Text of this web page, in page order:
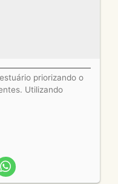
priorizando o
Utilizando